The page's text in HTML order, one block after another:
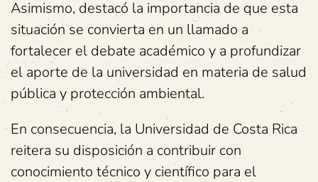
Asimismo, destacó la importancia de que esta
situación se convierta en un llamado a
fortalecer el debate académico y a profundizar
el aporte de la universidad en materia de salud
pública y protección ambiental.
En consecuencia, la Universidad de Costa Rica
reitera su disposición a contribuir con
conocimiento técnico y científico para el